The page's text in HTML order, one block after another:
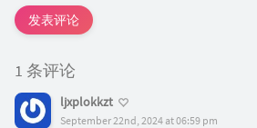
发表评论
1 条评论
ljxplokkzt
September 22nd, 2024 at 06:59 pm